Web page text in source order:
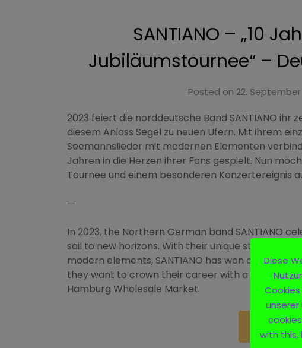
SANTIANO – „10
Jubiläumstournee“ –
Posted on 22. September
2023 feiert die norddeutsche Band SANTIANO ihr
diesem Anlass Segel zu neuen Ufern. Mit ihrem
Seemannslieder mit modernen Elementen
Jahren in die Herzen ihrer Fans gespielt. Nun
Tournee und einem besonderen Konzertereignis
—
In 2023, the Northern German band SANTIANO
sail to new horizons. With their unique style that
modern elements, SANTIANO has won over the
they want to crown their career with a summer
Hamburg Wholesale Market.
Read
Diese
unserer
with this,